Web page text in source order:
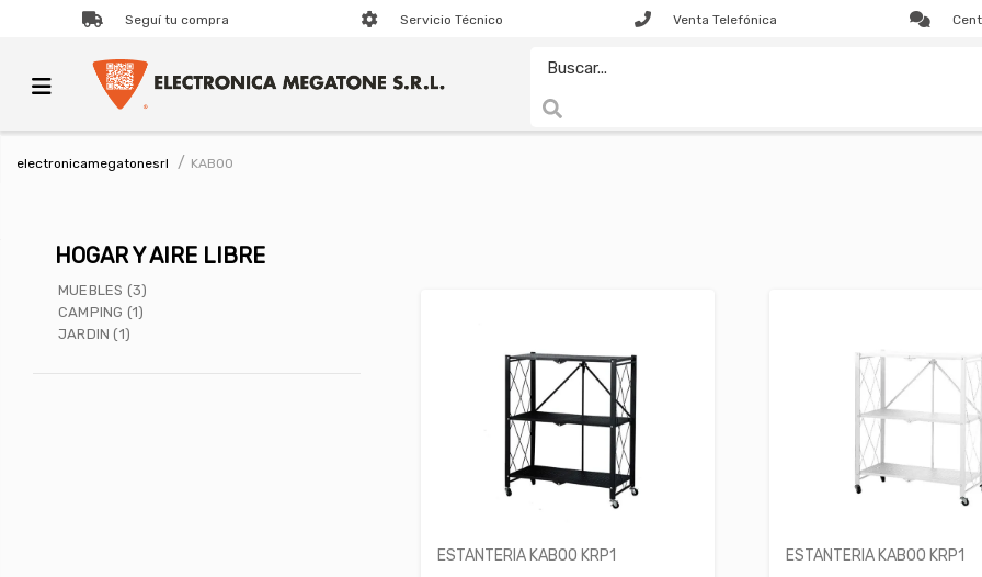
Seguí tu compra Servicio Técnico Venta Telefónica
electronicamegatonesrl KABOO
HOGAR Y AIRE LIBRE
MUEBLES (3)
CAMPING (1)
JARDIN (1)
ESTANTERIA KABOO KRP1 ESTANTERIA KABOO KRP1